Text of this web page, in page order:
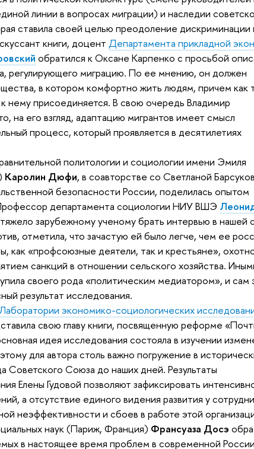
линии в вопросах миграции) и наследии
ставила своей целью преодоление дискриминации
книги, доцентДепартамента прикладной
обратился к Оксане Карпенко с просьбой
регулирующего миграцию. По ее мнению, он должен
в котором комфортно жить людям, причем как
нему присоединяется. В свою очередь Владимир
на его взгляд, адаптацию мигрантов имеет смысл
процесс, который проявляется в десятилетиях
политологии и социологии имени Эмиля
Каролин Дюфи, в соавторстве со Светланой
безопасности России, поделилась опытом
департамента социологии НИУ ВШЭ
зарубежному ученому брать интервью в нашей
отметила, что зачастую ей было легче, чем ее
как «профсоюзные деятели, так и крестьяне»,
санкций в отношении сельского хозяйства.
своего рода «политическим медиатором», и сам
результат исследования.
экономико-социологических
свою главу книги, посвященную реформе
идея исследования состояла в изучении
для автора столь важно погружение в
Советского Союза до наших дней. Результаты
Елены Гудовой позволяют зафиксировать
а отсутствие единого видения развития у
неэффективности и сбоев в работе этой
наук (Париж, Франция) Франсуаза Досэ
в настоящее время проблем в современной